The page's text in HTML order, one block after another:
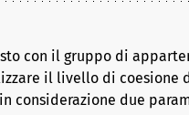
con il gruppo di
il livello di coesione
considerazione due